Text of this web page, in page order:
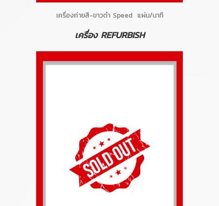
เครื่องถ่ายสี-ขาวดำ Speed แผ่น/นาที
เครื่อง REFURBISH